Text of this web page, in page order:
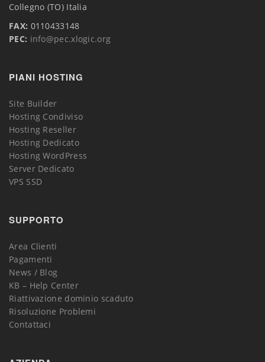
Collegno (TO) Italia
FAX: 0110433148
PEC: info@pec.xlogic.org
PIANI HOSTING
Site Builder
Hosting Condiviso
Hosting Reseller
Hosting Dedicato
Hosting WordPress
Server Dedicato
VPS SSD
SUPPORTO
Area Clienti
Pagamenti
News / Blog
KB – Help Center
Riattivazione dominio scaduto
Risoluzione Problemi
Contattaci